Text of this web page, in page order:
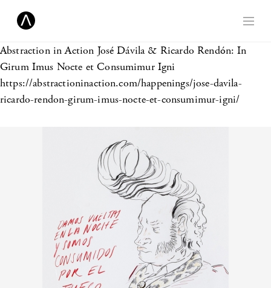
Abstraction in Action José Dávila & Ricardo Rendón: In
Girum Imus Nocte et Consumimur Igni
https://abstractioninaction.com/happenings/jose-davila-
ricardo-rendon-girum-imus-nocte-et-consumimur-igni/